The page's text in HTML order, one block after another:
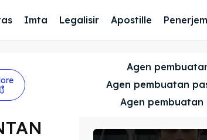
Imta Legalisir Apostille
Agen
Agen pembuatan
Agen